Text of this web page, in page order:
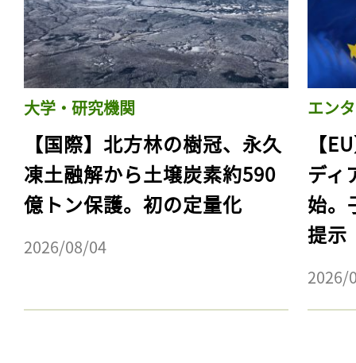
大学・研究機関
【国際】北方林の樹冠、永久
凍土融解から土壌炭素約590
億トン保護。初の定量化
2026/08/04
エン
【
ディ
始。
提示
2026/